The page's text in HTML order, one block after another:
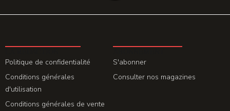
Politique de confidentialité
Conditions générales
d'utilisation
Conditions générales de vente
S'abonner
Consulter nos magazines